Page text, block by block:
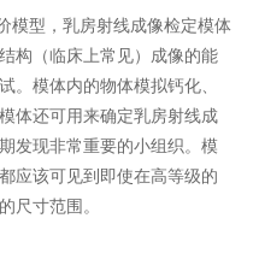
模型，乳房射线成像检定模体
构（临床上常见）成像的能
。模体内的物体模拟钙化、
体还可用来确定乳房射线成
发现非常重要的小组织。模
应该可见到即使在高等级的
尺寸范围。